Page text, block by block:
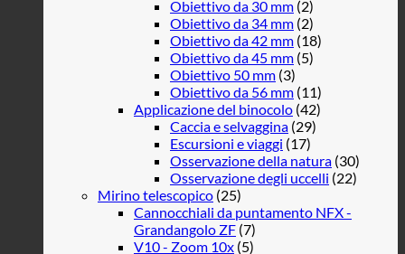
Obiettivo da 30 mm (2)
Obiettivo da 34 mm (2)
Obiettivo da 42 mm (18)
Obiettivo da 45 mm (5)
Obiettivo 50 mm (3)
Obiettivo da 56 mm (11)
Applicazione del binocolo (42)
Caccia e selvaggina (29)
Escursioni e viaggi (17)
Osservazione della natura (30)
Osservazione degli uccelli (22)
Mirino telescopico (25)
Cannocchiali da puntamento NFX -
Grandangolo ZF (7)
V10 - Zoom 10x (5)